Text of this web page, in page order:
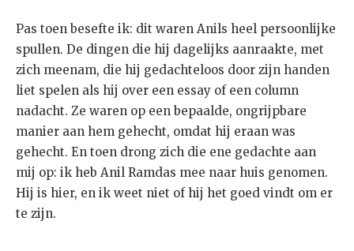
Pas toen besefte ik: dit waren Anils heel persoonlijke
spullen. De dingen die hij dagelijks aanraakte, met
zich meenam, die hij gedachteloos door zijn handen
liet spelen als hij over een essay of een column
nadacht. Ze waren op een bepaalde, ongrijpbare
manier aan hem gehecht, omdat hij eraan was
gehecht. En toen drong zich die ene gedachte aan
mij op: ik heb Anil Ramdas mee naar huis genomen.
Hij is hier, en ik weet niet of hij het goed vindt om er
te zijn.